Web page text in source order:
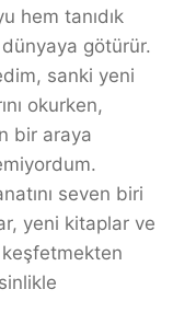
hem tanıdık
götürür.
sanki yeni
okurken,
bir araya
seven biri
yeni kitaplar ve